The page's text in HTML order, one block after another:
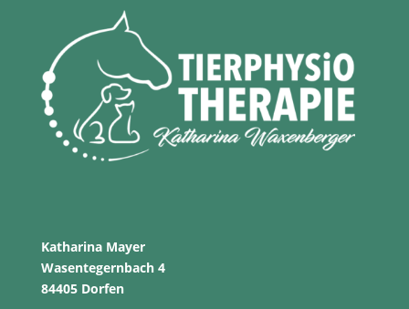
Katharina Mayer
Wasentegernbach 4
84405 Dorfen